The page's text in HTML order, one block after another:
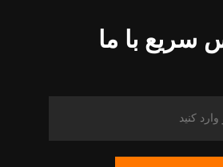
سریع با ما